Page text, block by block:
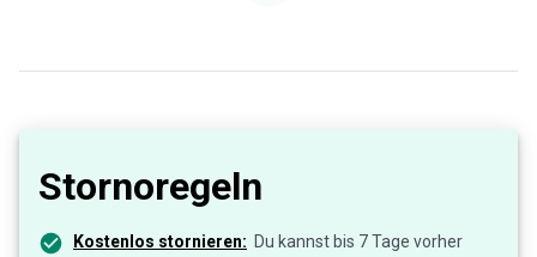
Stornoregeln
Kostenlos stornieren: Du kannst bis 7 Tage vorher